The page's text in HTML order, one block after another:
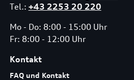
Tel.: +43 2253 20 220
Mo - Do: 8:00 - 15:00 Uhr
Fr: 8:00 - 12:00 Uhr
Kontakt
FAQ und Kontakt